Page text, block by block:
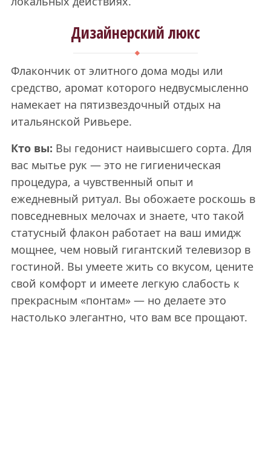
Дизайнерский люкс
Флакончик от элитного дома моды или
средство, аромат которого недвусмысленно
намекает на пятизвездочный отдых на
итальянской Ривьере.
Кто вы: Вы гедонист наивысшего сорта. Для
вас мытье рук — это не гигиеническая
процедура, а чувственный опыт и
ежедневный ритуал. Вы обожаете роскошь в
повседневных мелочах и знаете, что такой
статусный флакон работает на ваш имидж
мощнее, чем новый гигантский телевизор в
гостиной. Вы умеете жить со вкусом, цените
свой комфорт и имеете легкую слабость к
прекрасным «понтам» — но делаете это
настолько элегантно, что вам все прощают.